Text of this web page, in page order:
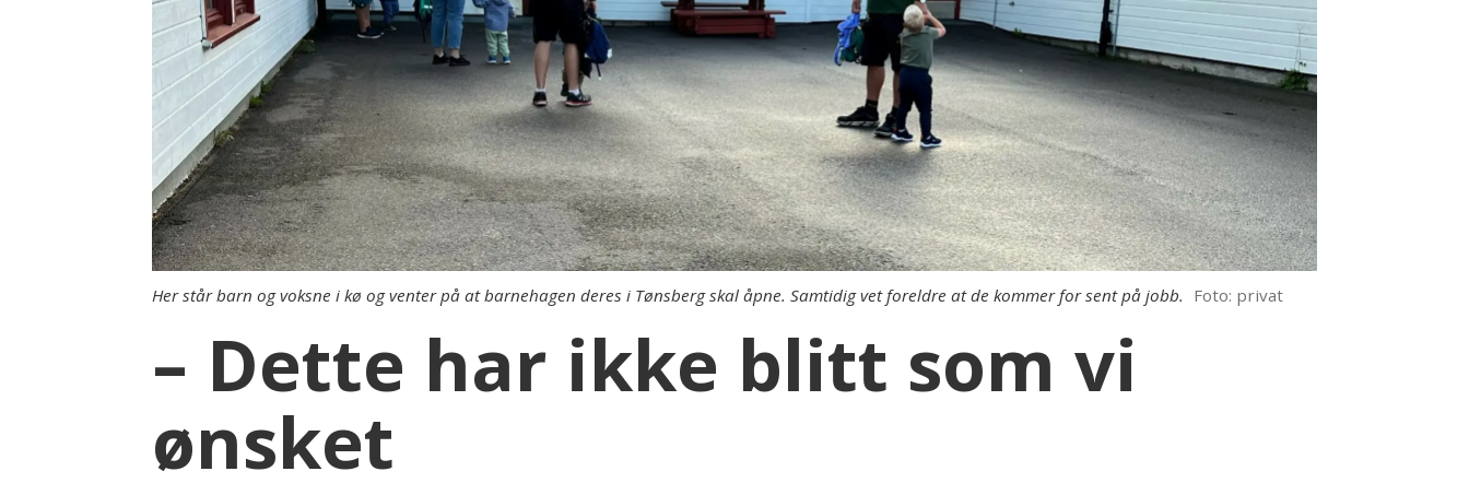
Her står barn og voksne i kø og venter på at barnehagen deres i Tønsberg skal åpne. Samtidig vet foreldre at de kommer for sent på jobb. Foto: privat
– Dette har ikke blitt som vi
ønsket